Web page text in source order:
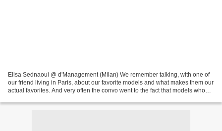
Elisa Sednaoui @ d'Management (Milan) We remember talking, with one of
our friend living in Paris, about our favorite models and what makes them our
actual favorites. And very often the convo went to the fact that models who